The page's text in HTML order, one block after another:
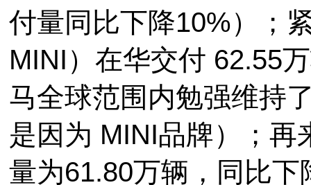
付量同比下降10%）；
MINI）在华交付 62.55
马全球范围内勉强维持
是因为 MINI品牌）；再
量为61.80万辆，同比